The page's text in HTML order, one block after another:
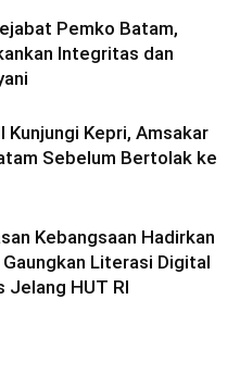
Pemko Batam,
Integritas dan
Kunjungi Kepri, Amsakar
Sebelum Bertolak ke
Kebangsaan Hadirkan
Literasi Digital
Jelang HUT RI